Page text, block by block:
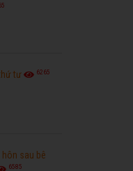
tư 6265
sau bê
6585